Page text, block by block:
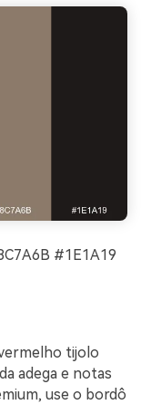
#1E1A19
tijolo
adega e notas
use o bordô